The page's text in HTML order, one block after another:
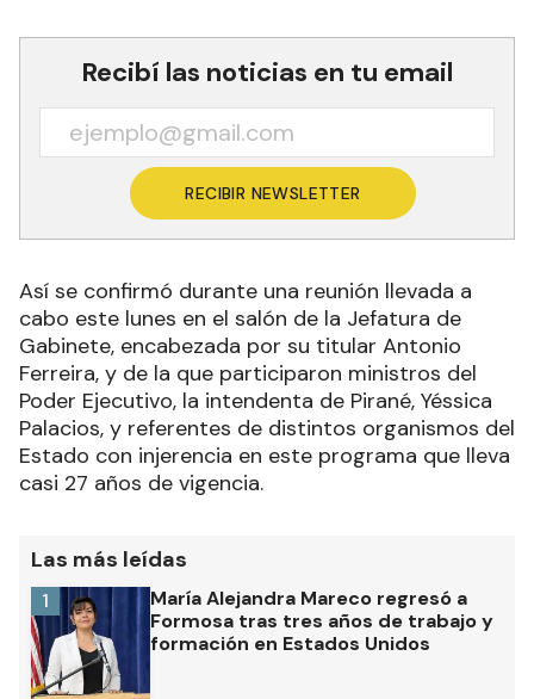
Recibí las noticias en tu email
RECIBIR NEWSLETTER
Así se confirmó durante una reunión llevada a
cabo este lunes en el salón de la Jefatura de
Gabinete, encabezada por su titular Antonio
Ferreira, y de la que participaron ministros del
Poder Ejecutivo, la intendenta de Pirané, Yéssica
Palacios, y referentes de distintos organismos del
Estado con injerencia en este programa que lleva
casi 27 años de vigencia.
Las más leídas
María Alejandra Mareco regresó a
Formosa tras tres años de trabajo y
formación en Estados Unidos
1